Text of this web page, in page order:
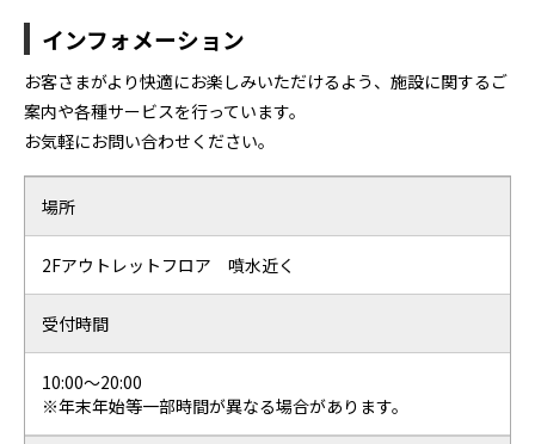
インフォメーション
お客さまがより快適にお楽しみいただけるよう、施設に関するご
案内や各種サービスを行っています。
お気軽にお問い合わせください。
場所
2Fアウトレットフロア 噴水近く
受付時間
10:00～20:00
※年末年始等一部時間が異なる場合があります。